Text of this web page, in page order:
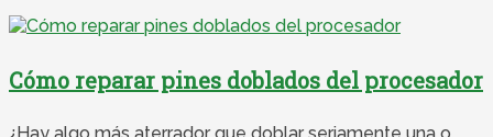
Cómo reparar pines doblados del procesador